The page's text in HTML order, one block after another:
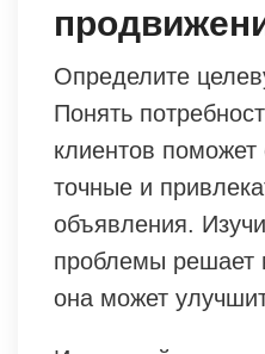
Определите
Понять
клиентов поможет
точные и
объявления.
проблемы решает
она может